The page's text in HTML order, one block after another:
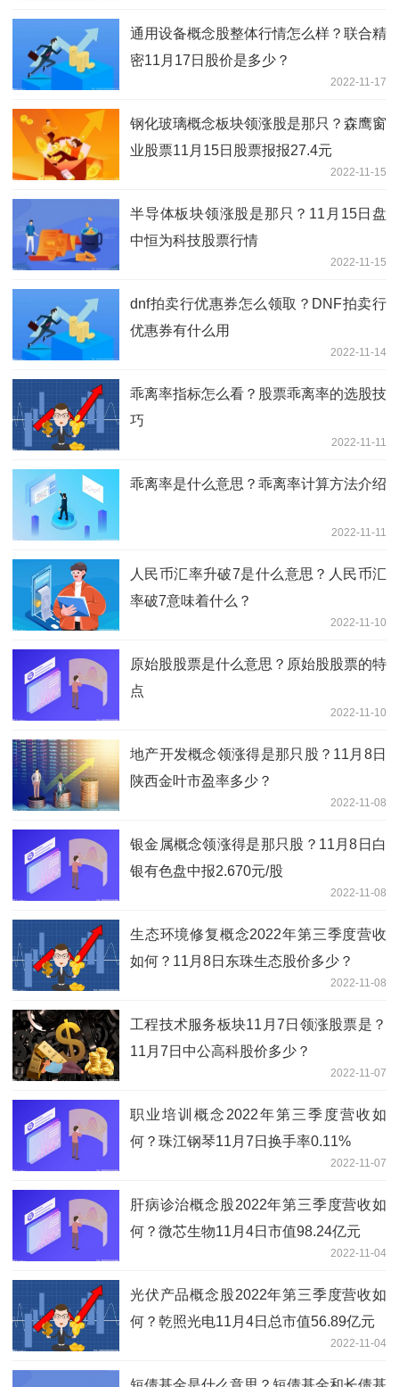
通用设备概念股整体行情怎么样？联合精
密11月17日股价是多少？
2022-11-17
钢化玻璃概念板块领涨股是那只？森鹰窗
业股票11月15日股票报报27.4元
2022-11-15
半导体板块领涨股是那只？11月15日盘
中恒为科技股票行情
2022-11-15
dnf拍卖行优惠券怎么领取？DNF拍卖行
优惠券有什么用
2022-11-14
乖离率指标怎么看？股票乖离率的选股技
巧
2022-11-11
乖离率是什么意思？乖离率计算方法介绍
2022-11-11
人民币汇率升破7是什么意思？人民币汇
率破7意味着什么？
2022-11-10
原始股股票是什么意思？原始股股票的特
点
2022-11-10
地产开发概念领涨得是那只股？11月8日
陕西金叶市盈率多少？
2022-11-08
银金属概念领涨得是那只股？11月8日白
银有色盘中报2.670元/股
2022-11-08
生态环境修复概念2022年第三季度营收
如何？11月8日东珠生态股价多少？
2022-11-08
工程技术服务板块11月7日领涨股票是？
11月7日中公高科股价多少？
2022-11-07
职业培训概念2022年第三季度营收如
何？珠江钢琴11月7日换手率0.11%
2022-11-07
肝病诊治概念股2022年第三季度营收如
何？微芯生物11月4日市值98.24亿元
2022-11-04
光伏产品概念股2022年第三季度营收如
何？乾照光电11月4日总市值56.89亿元
2022-11-04